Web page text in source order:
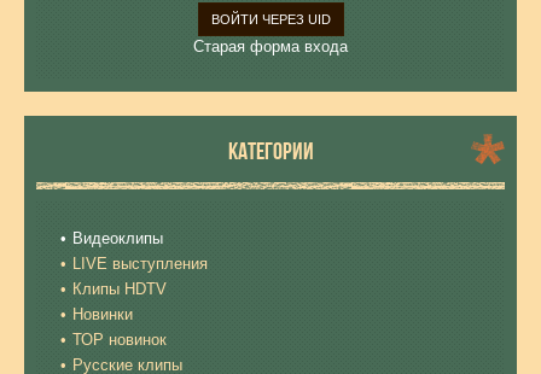
ВОЙТИ ЧЕРЕЗ UID
Старая форма входа
КАТЕГОРИИ
Видеоклипы
LIVE выступления
Клипы HDTV
Новинки
ТОР новинок
Русские клипы